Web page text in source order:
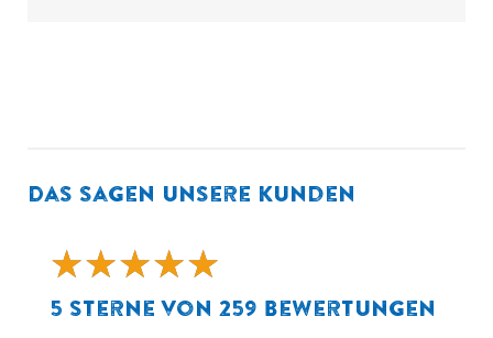
Das sagen unsere Kunden
★★★★★
★★★★★
5 Sterne von 259 Bewertungen